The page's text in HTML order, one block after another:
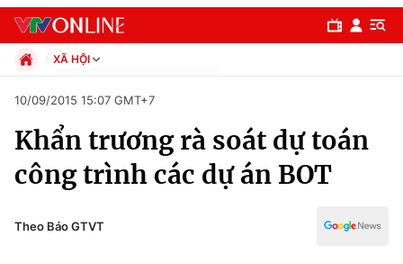
Chuyên mục
Chính trị
XÃ HỘI
Xã hội
Pháp luật
Thể thao
Văn hóa - Giải trí
10/09/2015 15:07 GMT+7
Khẩn trương rà soát dự toán
công trình các dự án BOT
Theo Báo GTVT